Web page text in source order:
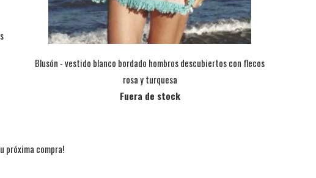
Blusón - vestido blanco bordado hombros descubiertos con flecos
rosa y turquesa
Fuera de stock
próxima compra!